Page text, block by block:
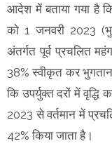
आदेश में बताया गया है
को 1 जनवरी 2023
अंतर्गत पूर्व प्रचलित
38% स्वीकृत कर भुगतान
कि उपर्युक्त दरों में
2023 से वर्तमान में
42% किया जाता है।